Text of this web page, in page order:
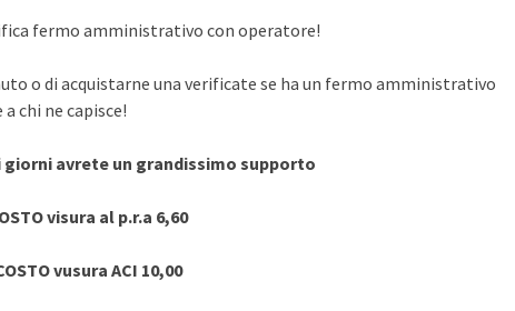
fermo amministrativo con operatore!
o di acquistarne una verificate se ha un fermo amministrativo
chi ne capisce!
giorni avrete un grandissimo supporto
visura al p.r.a 6,60
vusura ACI 10,00